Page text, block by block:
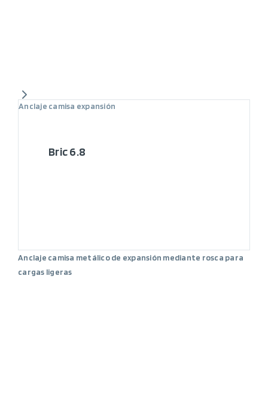
Anclaje camisa expansión
Bric 6.8
Anclaje camisa metálico de expansión mediante rosca para
cargas ligeras